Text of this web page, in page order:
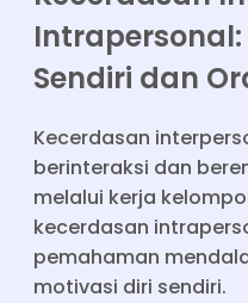
Sendiri dan
Kecerdasan
berinteraksi dan
melalui kerja
kecerdasan
pemahaman
motivasi diri sendiri.